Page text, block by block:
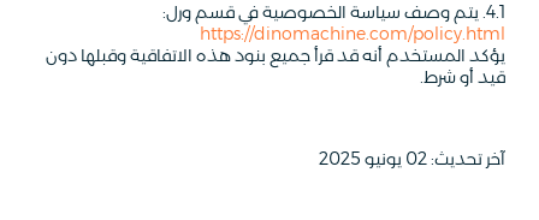
4.1. يتم وصف سياسة الخصوصية في قسم ورل:
https://dinomachine.com/policy.html
يؤكد المستخدم أنه قد قرأ جميع بنود هذه الاتفاقية وقبلها دون
قيد أو شرط.
آخر تحديث: 02 يونيو 2025